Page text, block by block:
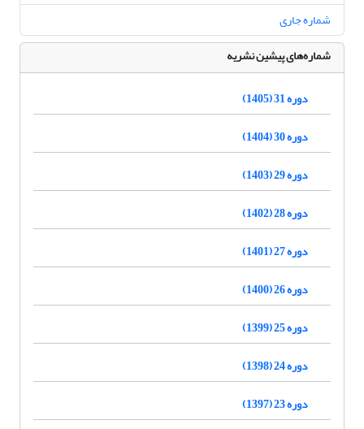
شماره جاری
شماره‌های پیشین نشریه
دوره 31 (1405)
دوره 30 (1404)
دوره 29 (1403)
دوره 28 (1402)
دوره 27 (1401)
دوره 26 (1400)
دوره 25 (1399)
دوره 24 (1398)
دوره 23 (1397)